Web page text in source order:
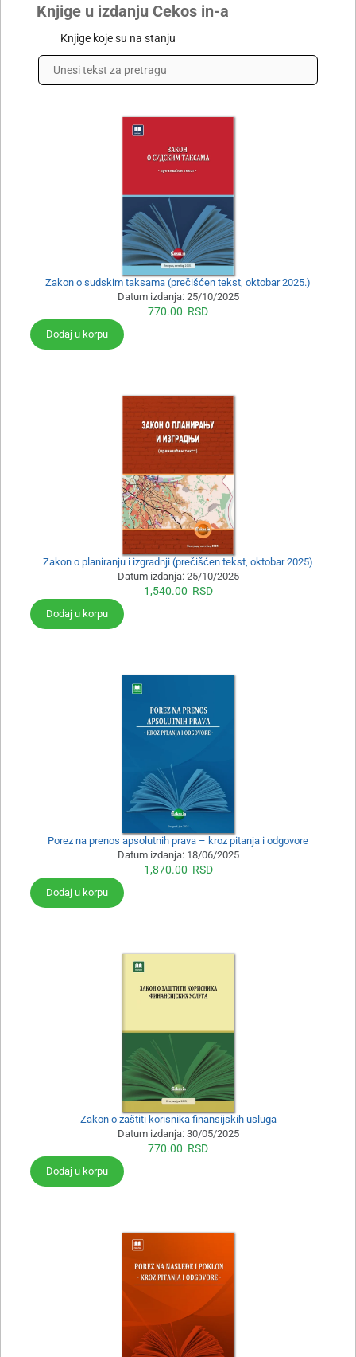
Knjige u izdanju Cekos in-a
Knjige koje su na stanju
Zakon o sudskim taksama (prečišćen tekst, oktobar 2025.)
Datum izdanja: 25/10/2025
770.00 RSD
Dodaj u korpu
Zakon o planiranju i izgradnji (prečišćen tekst, oktobar 2025)
Datum izdanja: 25/10/2025
1,540.00 RSD
Dodaj u korpu
Porez na prenos apsolutnih prava – kroz pitanja i odgovore
Datum izdanja: 18/06/2025
1,870.00 RSD
Dodaj u korpu
Zakon o zaštiti korisnika finansijskih usluga
Datum izdanja: 30/05/2025
770.00 RSD
Dodaj u korpu